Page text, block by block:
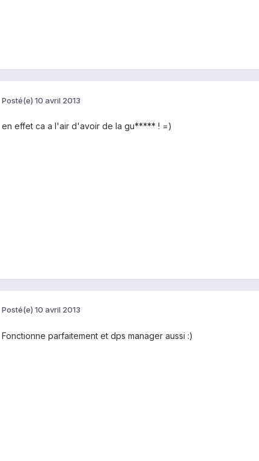
Posté(e) 10 avril 2013
en effet ca a l'air d'avoir de la gu***** ! =)
Posté(e) 10 avril 2013
Fonctionne parfaitement et dps manager aussi :)